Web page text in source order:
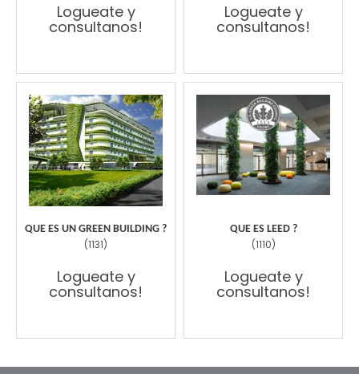
Logueate y
consultanos!
Logueate y
consultanos!
QUE ES UN GREEN BUILDING ?
(1131)
Logueate y
consultanos!
QUE ES LEED ?
(1110)
Logueate y
consultanos!